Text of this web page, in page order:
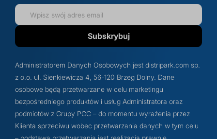
Subskrybuj
Administratorem Danych Osobowych jest distripark.com sp.
z o.o. ul. Sienkiewicza 4, 56-120 Brzeg Dolny. Dane
osobowe będą przetwarzane w celu marketingu
bezpośredniego produktów i usług Administratora oraz
podmiotów z Grupy PCC – do momentu wyrażenia przez
Klienta sprzeciwu wobec przetwarzania danych w tym celu